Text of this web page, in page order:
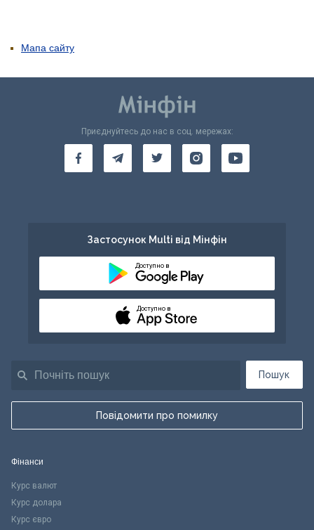
Мапа сайту
Пошук
Повідомити про помилку
Приєднуйтесь до нас в соц. мережах:
Застосунок Multi від Мінфін
Доступно в
Доступно в
Фінанси
Курс валют
Курс долара
Курс євро